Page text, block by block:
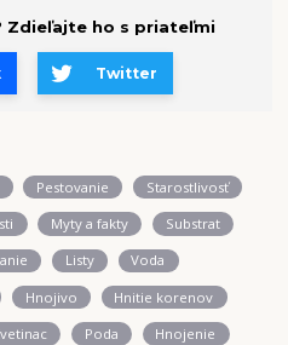
Zdieľajte ho s priateľmi
Twitter
Pestovanie Starostlivosť
Myty a fakty Substrat
Listy Voda
Hnojivo Hnitie korenov
Poda Hnojenie